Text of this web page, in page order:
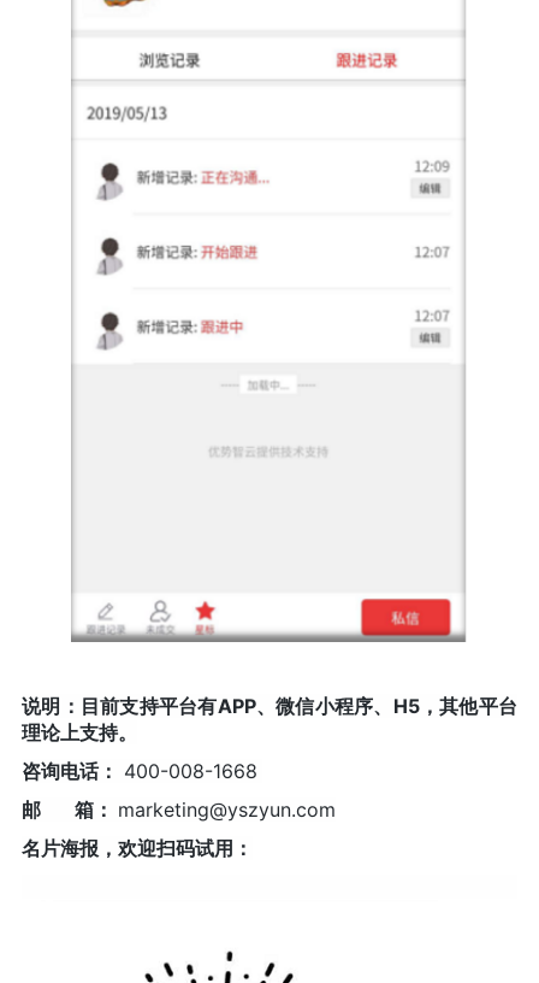
说明：目前支持平台有APP、微信小程序、H5，其他平台
理论上支持。
咨询电话： 400-008-1668
邮 箱： marketing@yszyun.com
名片海报，欢迎扫码试用：